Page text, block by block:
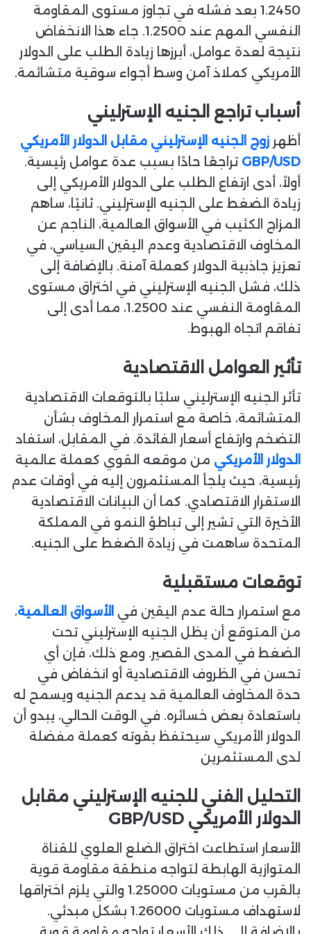
1.2450 بعد فشله في تجاوز مستوى المقاومة
النفسي المهم عند 1.2500. جاء هذا الانخفاض
نتيجة لعدة عوامل، أبرزها زيادة الطلب على الدولار
الأمريكي كملاذ آمن وسط أجواء سوقية متشائمة.
أسباب تراجع الجنيه الإسترليني
أظهر زوج الجنيه الإسترليني مقابل الدولار الأمريكي
GBP/USD تراجعًا حادًا بسبب عدة عوامل رئيسية.
أولاً، أدى ارتفاع الطلب على الدولار الأمريكي إلى
زيادة الضغط على الجنيه الإسترليني. ثانيًا، ساهم
المزاج الكئيب في الأسواق العالمية، الناجم عن
المخاوف الاقتصادية وعدم اليقين السياسي، في
تعزيز جاذبية الدولار كعملة آمنة. بالإضافة إلى
ذلك، فشل الجنيه الإسترليني في اختراق مستوى
المقاومة النفسي عند 1.2500، مما أدى إلى
تفاقم اتجاه الهبوط.
تأثير العوامل الاقتصادية
تأثر الجنيه الإسترليني سلبًا بالتوقعات الاقتصادية
المتشائمة، خاصة مع استمرار المخاوف بشأن
التضخم وارتفاع أسعار الفائدة. في المقابل، استفاد
الدولار الأمريكي من موقعه القوي كعملة عالمية
رئيسية، حيث يلجأ المستثمرون إليه في أوقات عدم
الاستقرار الاقتصادي. كما أن البيانات الاقتصادية
الأخيرة التي تشير إلى تباطؤ النمو في المملكة
المتحدة ساهمت في زيادة الضغط على الجنيه.
توقعات مستقبلية
مع استمرار حالة عدم اليقين في الأسواق العالمية،
من المتوقع أن يظل الجنيه الإسترليني تحت
الضغط في المدى القصير. ومع ذلك، فإن أي
تحسن في الظروف الاقتصادية أو انخفاض في
حدة المخاوف العالمية قد يدعم الجنيه ويسمح له
باستعادة بعض خسائره. في الوقت الحالي، يبدو أن
الدولار الأمريكي سيحتفظ بقوته كعملة مفضلة
لدى المستثمرين
التحليل الفني للجنيه الإسترليني مقابل
الدولار الأمريكي GBP/USD
الأسعار استطاعت اختراق الضلع العلوي للقناة
المتوازية الهابطة لتواجه منطقة مقاومة قوية
بالقرب من مستويات 1.25000 والتي يلزم اختراقها
لاستهداف مستويات 1.26000 بشكل مبدئي.